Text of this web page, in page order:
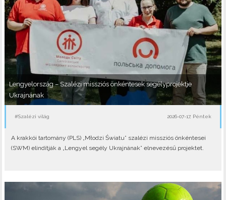
Lengyelország – Szalézi missziós önkéntesek segélyprojektje
Ukrajnának
#Szalézi világ 2026-07-17, Péntek
A krakkói tartomány (PLS) „Młodzi Światu” szalézi missziós önkéntesei
(SWM) elindítják a „Lengyel segély Ukrajnának” elnevezésű projektet.